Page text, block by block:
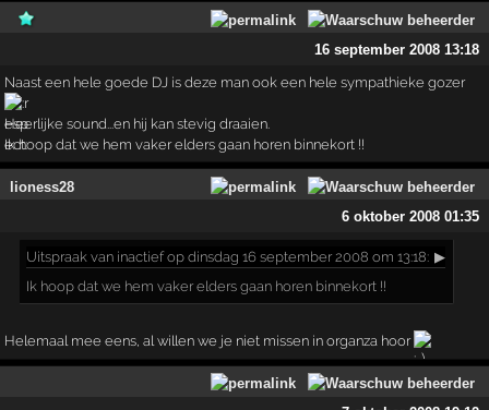
16 september 2008 13:18
Naast een hele goede DJ is deze man ook een hele sympathieke gozer
Heerlijke sound...en hij kan stevig draaien.
Ik hoop dat we hem vaker elders gaan horen binnekort !!
lioness28
6 oktober 2008 01:35
Uitspraak van inactief op dinsdag 16 september 2008 om 13:18: ▶
Ik hoop dat we hem vaker elders gaan horen binnekort !!
Helemaal mee eens, al willen we je niet missen in organza hoor